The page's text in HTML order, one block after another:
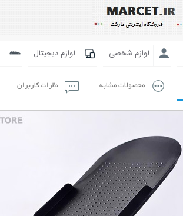
لوازم شخصی لوازم دیجیتال
محصولات مشابه نظرات کاربران